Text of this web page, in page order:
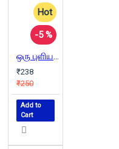
Hot
-5 %
ஒரு புளியமரத்தின் கதை
₹238
₹250
Add to
Cart